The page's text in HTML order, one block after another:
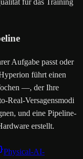
für das Training
Aufgabe passt oder
führt einen
—, der Ihre
Real-Versagensmodi
und eine Pipeline-
erstellt.
Physical-AI-